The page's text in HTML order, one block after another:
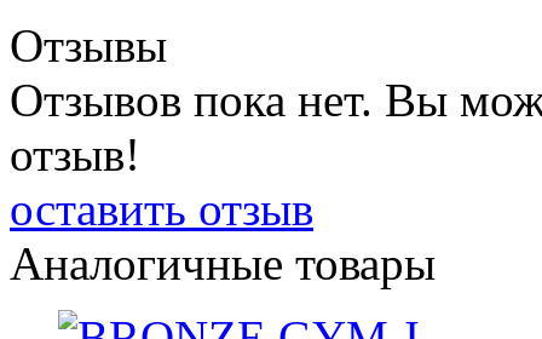
Отзывы
Отзывов пока нет. Вы
отзыв!
оставить отзыв
Аналогичные товары